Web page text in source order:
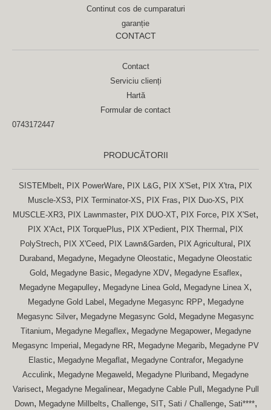
Continut cos de cumparaturi
garanție
CONTACT
Contact
Serviciu clienți
Hartă
Formular de contact
0743172447
PRODUCĂTORII
SISTEMbelt, PIX PowerWare, PIX L&G, PIX X'Set, PIX X'tra, PIX
Muscle-XS3, PIX Terminator-XS, PIX Fras, PIX Duo-XS, PIX
MUSCLE-XR3, PIX Lawnmaster, PIX DUO-XT, PIX Force, PIX X'Set,
PIX X'Act, PIX TorquePlus, PIX X'Pedient, PIX Thermal , PIX
PolyStrech, PIX X'Ceed, PIX Lawn&Garden, PIX Agricultural , PIX
Duraband, Megadyne, Megadyne Oleostatic, Megadyne Oleostatic
Gold, Megadyne Basic, Megadyne XDV, Megadyne Esaflex,
Megadyne Megapulley, Megadyne Linea Gold, Megadyne Linea X,
Megadyne Gold Label , Megadyne Megasync RPP, Megadyne
Megasync Silver, Megadyne Megasync Gold, Megadyne Megasync
Titanium, Megadyne Megaflex, Megadyne Megapower, Megadyne
Megasync Imperial , Megadyne RR, Megadyne Megarib, Megadyne PV
Elastic, Megadyne Megaflat, Megadyne Contrafor, Megadyne
Acculink, Megadyne Megaweld, Megadyne Pluriband, Megadyne
Varisect, Megadyne Megalinear, Megadyne Cable Pull , Megadyne Pull
Down, Megadyne Millbelts, Challenge, SIT, Sati / Challenge, Sati****,